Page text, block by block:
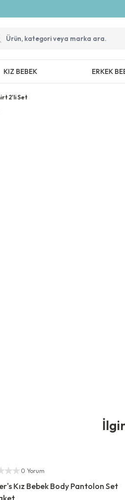
KIZ BEBEK ERKEK
2'li Set
Satıcı
0 Yorum
Kız Bebek Body Pantolon Set